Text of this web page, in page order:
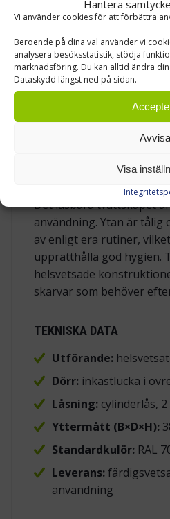
Hantera
Vi använder cookies för att förbättra
Beroende på dina val använder vi
analysera besöksstatistik, stödja
marknadsföring. Du kan alltid ändra
Dataskydd längst ned på sidan.
Avvisa
Visa
stadga år efter år.
snabbt utan tidsödande
Cylinderlås medföljer och
skåpet kan tas i bruk
friplacerat och står
behov kan det
förankring enligt era
DRIFTSÄKER OCH LÄTT
Detlåsbaratvättskåpet
användning. Ytan är tålig
av enligt era rutiner,
upprätthålla god hygien.
helsvetsade
skarvar som behöver
TEKNISKA DATA
Utförande:
Dörr:inkastlucka i
Låsning:cylinderlås, 2
Yttermått (B×D×H):
Standardkulör:RAL
Leverans:
användning